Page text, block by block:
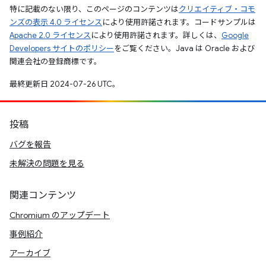
特に記載のない限り、このページのコンテンツはクリエイティブ・コモ
ンズの表示 4.0 ライセンスにより使用許諾されます。コードサンプルは
Apache 2.0 ライセンスにより使用許諾されます。詳しくは、 Google
Developers サイトのポリシーをご覧ください。Java は Oracle および
関連会社の登録商標です。
最終更新日 2024-07-26 UTC。
投稿
バグを報告
未解決の問題を見る
関連コンテンツ
Chromium のアップデート
事例紹介
アーカイブ